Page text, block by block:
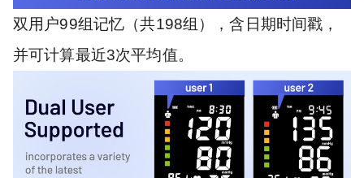
双用户99组记忆（共198组），含日期时间戳，
并可计算最近3次平均值。